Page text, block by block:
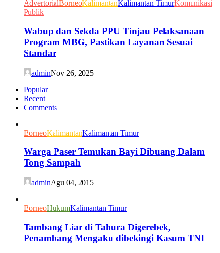
AdvertorialBorneoKalimantanKalimantan TimurKomunikasi
Publik
Wabup dan Sekda PPU Tinjau Pelaksanaan
Program MBG, Pastikan Layanan Sesuai
Standar
adminNov 26, 2025
Popular
Recent
Comments
BorneoKalimantanKalimantan Timur
Warga Paser Temukan Bayi Dibuang Dalam
Tong Sampah
adminAgu 04, 2015
BorneoHukumKalimantan Timur
Tambang Liar di Tahura Digerebek,
Penambang Mengaku dibekingi Kasum TNI